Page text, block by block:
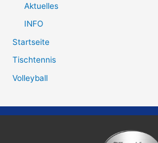
Aktuelles
INFO
Startseite
Tischtennis
Volleyball